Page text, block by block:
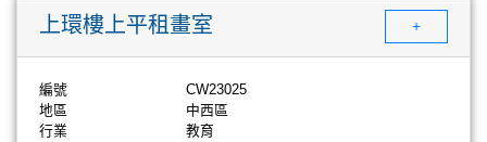
上環樓上平租畫室 +
編號
CW23025
地區
中西區
行業
教育